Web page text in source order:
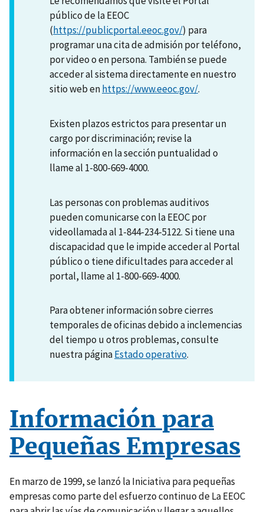
público de la EEOC
(https://publicportal.eeoc.gov/) para
programar una cita de admisión por teléfono,
por video o en persona. También se puede
acceder al sistema directamente en nuestro
sitio web enhttps://www.eeoc.gov/.
Existen plazos estrictos para presentar un
cargo por discriminación; revise la
información en la sección puntualidad o
llame al 1-800-669-4000.
Las personas con problemas auditivos
pueden comunicarse con la EEOC por
videollamada al 1-844-234-5122. Si tiene una
discapacidad que le impide acceder al Portal
público o tiene dificultades para acceder al
portal, llame al 1-800-669-4000.
Para obtener información sobre cierres
temporales de oficinas debido a inclemencias
del tiempo u otros problemas, consulte
nuestra páginaEstado operativo.
Información para
Pequeñas Empresas
En marzo de 1999, se lanzó la Iniciativa para pequeñas
empresas como parte del esfuerzo continuo de La EEOC